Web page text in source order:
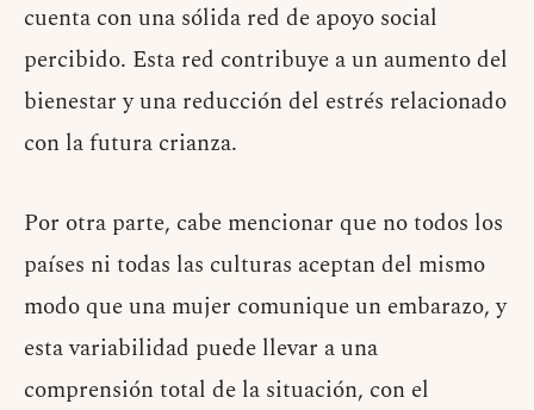
cuenta con una sólida red de apoyo social
percibido. Esta red contribuye a un aumento del
bienestar y una reducción del estrés relacionado
con la futura crianza.
Por otra parte, cabe mencionar que no todos los
países ni todas las culturas aceptan del mismo
modo que una mujer comunique un embarazo, y
esta variabilidad puede llevar a una
comprensión total de la situación, con el